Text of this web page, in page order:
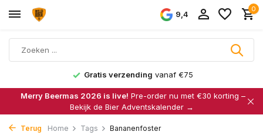
9,4
0
Gratis verzending vanaf €75
Merry Beermas 2026 is live! Pre-order nu met €30 korting –
Bekijk de Bier Adventskalender →
Terug Home Tags Bananenfoster